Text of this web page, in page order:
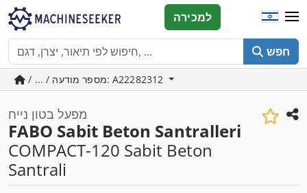
חפש
למכירה
/ ... / מספר מודעה: A22282312
מפעל בטון נייח
FABO Sabit Beton Santralleri
COMPACT-120 Sabit Beton
Santrali